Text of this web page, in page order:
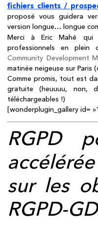
fichiers clients /
proposé vous guidera
version longue… longue
Merci à Eric Mahé qui
professionnels en plein
Community Development
matinée neigeuse sur Paris
Comme promis, tout est
gratuite (heuuuu, non,
téléchargeables !)
[wonderplugin_gallery id=
RGPD
sur les
RGPD-